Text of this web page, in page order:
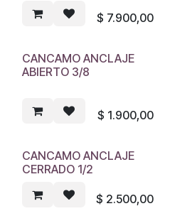
$ 7.900,00
CANCAMO ANCLAJE
ABIERTO 3/8
$ 1.900,00
CANCAMO ANCLAJE
CERRADO 1/2
$ 2.500,00